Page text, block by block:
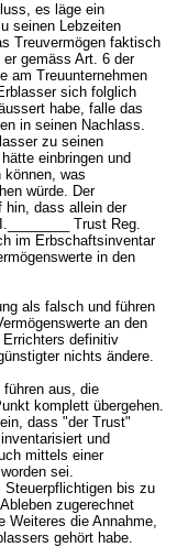
es läge ein
seinen Lebzeiten
Treuvermögen faktisch
gemäss Art. 6 der
am Treuunternehmen
sich folglich
habe, falle das
in seinen Nachlass.
zu seinen
einbringen und
können, was
würde. Der
hin, dass allein der
Trust Reg.
im Erbschaftsinventar
in den
als falsch und führen
an den
Errichters definitiv
nichts ändere.
führen aus, die
komplett übergehen.
dass "der Trust"
und
mittels einer
sei.
Steuerpflichtigen bis zu
zugerechnet
Weiteres die Annahme,
gehört habe.